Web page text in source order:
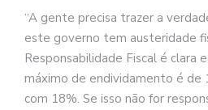
“A gente precisa trazer a
este governo tem austeridade
Responsabilidade Fiscal é clara
máximo de endividamento é de
com 18%. Se isso não for